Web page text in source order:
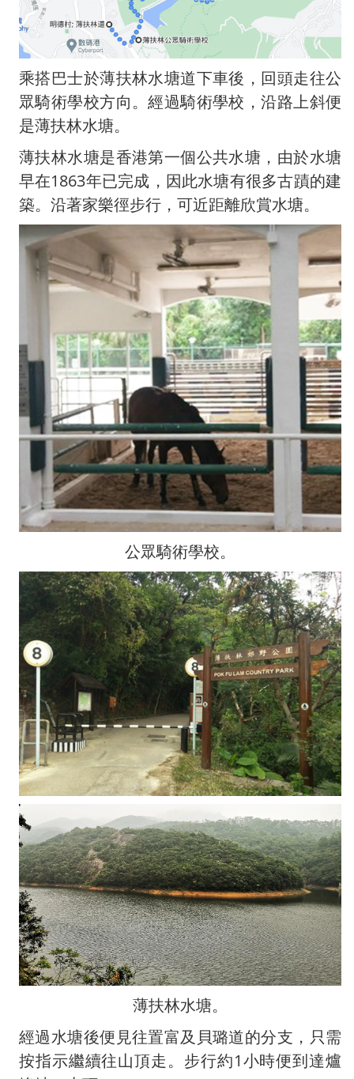
乘搭巴士於薄扶林水塘道下車後，回頭走往公
眾騎術學校方向。經過騎術學校，沿路上斜便
是薄扶林水塘。
薄扶林水塘是香港第一個公共水塘，由於水塘
早在1863年已完成，因此水塘有很多古蹟的建
築。沿著家樂徑步行，可近距離欣賞水塘。
公眾騎術學校。
薄扶林水塘。
經過水塘後便見往置富及貝璐道的分支，只需
按指示繼續往山頂走。步行約1小時便到達爐